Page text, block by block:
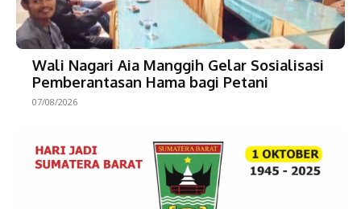
Wali Nagari Aia Manggih Gelar Sosialisasi
Pemberantasan Hama bagi Petani
07/08/2026